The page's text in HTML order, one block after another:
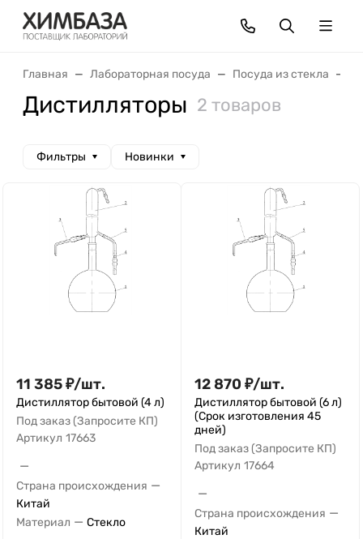
Главная Лабораторная посуда Посуда из стекла
Дистилляторы 2 товаров
Фильтры Новинки
11 385₽/шт.
Дистиллятор бытовой (4 л)
Под заказ (Запросите КП)
Артикул 17663
—
Страна происхождения —
Китай
Материал — Стекло
12 870 ₽/шт.
Дистиллятор бытовой (6 л)
(Срок изготовления 45
дней)
Под заказ (Запросите КП)
Артикул 17664
—
Страна происхождения —
Китай